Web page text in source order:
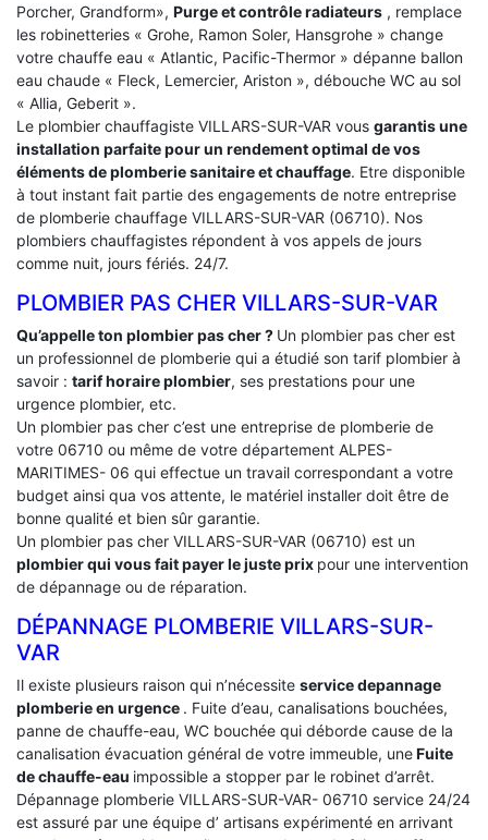
Porcher, Grandform», Purge et contrôle radiateurs , remplace
les robinetteries « Grohe, Ramon Soler, Hansgrohe » change
votre chauffe eau « Atlantic, Pacific-Thermor » dépanne ballon
eau chaude « Fleck, Lemercier, Ariston », débouche WC au sol
« Allia, Geberit ».
Le plombier chauffagiste VILLARS-SUR-VAR vous garantis une
installation parfaite pour un rendement optimal de vos
éléments de plomberie sanitaire et chauffage. Etre disponible
à tout instant fait partie des engagements de notre entreprise
de plomberie chauffage VILLARS-SUR-VAR (06710). Nos
plombiers chauffagistes répondent à vos appels de jours
comme nuit, jours fériés. 24/7.
PLOMBIER PAS CHER VILLARS-SUR-VAR
Qu’appelle ton plombier pas cher ? Un plombier pas cher est
un professionnel de plomberie qui a étudié son tarif plombier à
savoir : tarif horaire plombier, ses prestations pour une
urgence plombier, etc.
Un plombier pas cher c’est une entreprise de plomberie de
votre 06710 ou même de votre département ALPES-
MARITIMES- 06 qui effectue un travail correspondant a votre
budget ainsi qua vos attente, le matériel installer doit être de
bonne qualité et bien sûr garantie.
Un plombier pas cher VILLARS-SUR-VAR (06710) est un
plombier qui vous fait payer le juste prix pour une intervention
de dépannage ou de réparation.
DÉPANNAGE PLOMBERIE VILLARS-SUR-
VAR
Il existe plusieurs raison qui n’nécessite service depannage
plomberie en urgence . Fuite d’eau, canalisations bouchées,
panne de chauffe-eau, WC bouchée qui déborde cause de la
canalisation évacuation général de votre immeuble, uneFuite
de chauffe-eau impossible a stopper par le robinet d’arrêt.
Dépannage plomberie VILLARS-SUR-VAR- 06710 service 24/24
est assuré par une équipe d’ artisans expérimenté en arrivant